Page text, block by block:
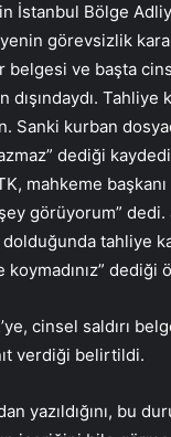
İstanbul Bölge
görevsizlik
belgesi ve başta
dışındaydı.
Sanki kurban
dediği
mahkeme başkanı
görüyorum” dedi.
tahliye
koymadınız” dediği
cinsel saldırı
verdiği belirtildi.
yazıldığını, bu